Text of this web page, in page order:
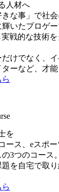
人材へ
きな事」で社
いたプロゲ
実戦的な技術
けでなく、
ーなど、才能
を
ース、eスポ
3つのコース。
を自宅で取